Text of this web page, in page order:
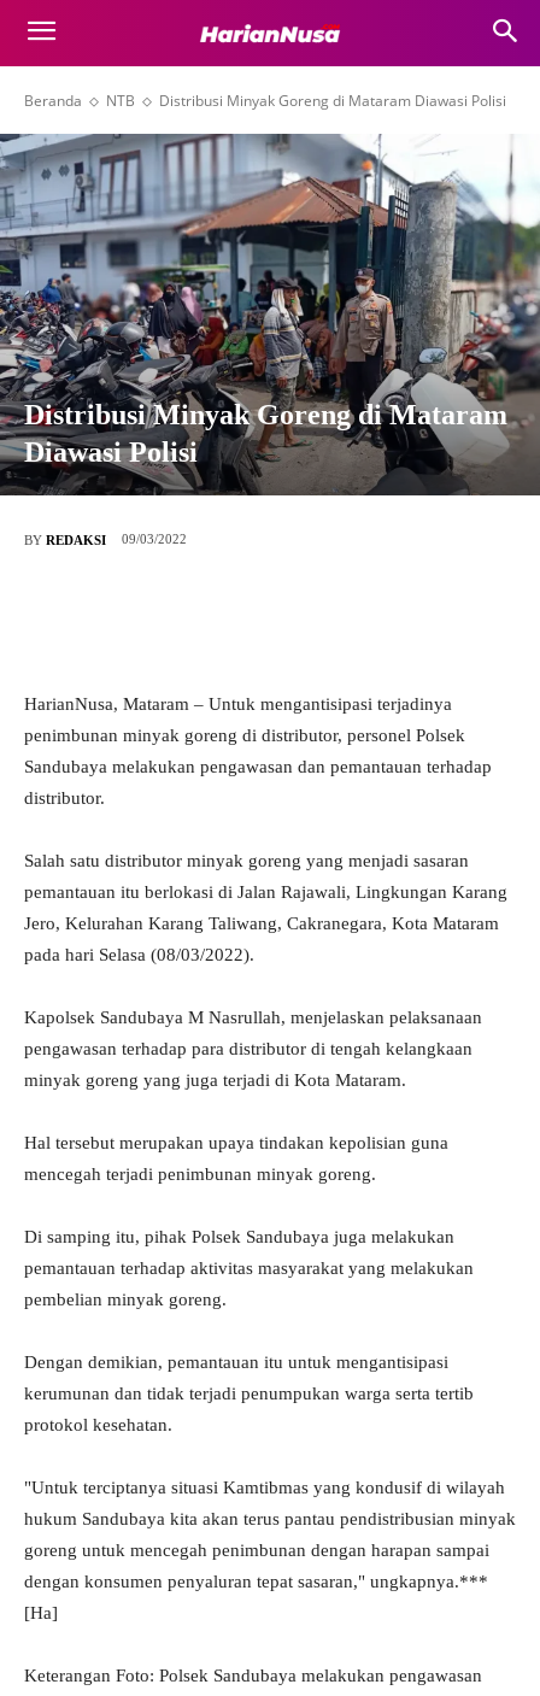
Beranda NTB Distribusi Minyak Goreng di Mataram Diawasi Polisi
Distribusi Minyak Goreng di Mataram
Diawasi Polisi
BY REDAKSI 09/03/2022
HarianNusa, Mataram – Untuk mengantisipasi terjadinya
penimbunan minyak goreng di distributor, personel Polsek
Sandubaya melakukan pengawasan dan pemantauan terhadap
distributor.
Salah satu distributor minyak goreng yang menjadi sasaran
pemantauan itu berlokasi di Jalan Rajawali, Lingkungan Karang
Jero, Kelurahan Karang Taliwang, Cakranegara, Kota Mataram
pada hari Selasa (08/03/2022).
Kapolsek Sandubaya M Nasrullah, menjelaskan pelaksanaan
pengawasan terhadap para distributor di tengah kelangkaan
minyak goreng yang juga terjadi di Kota Mataram.
Hal tersebut merupakan upaya tindakan kepolisian guna
mencegah terjadi penimbunan minyak goreng.
Di samping itu, pihak Polsek Sandubaya juga melakukan
pemantauan terhadap aktivitas masyarakat yang melakukan
pembelian minyak goreng.
Dengan demikian, pemantauan itu untuk mengantisipasi
kerumunan dan tidak terjadi penumpukan warga serta tertib
protokol kesehatan.
"Untuk terciptanya situasi Kamtibmas yang kondusif di wilayah
hukum Sandubaya kita akan terus pantau pendistribusian minyak
goreng untuk mencegah penimbunan dengan harapan sampai
dengan konsumen penyaluran tepat sasaran," ungkapnya.***
[Ha]
Keterangan Foto: Polsek Sandubaya melakukan pengawasan